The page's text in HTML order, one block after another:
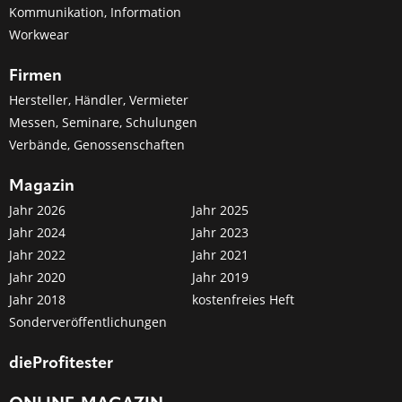
Kommunikation, Information
Workwear
Firmen
Hersteller, Händler, Vermieter
Messen, Seminare, Schulungen
Verbände, Genossenschaften
Magazin
Jahr 2026
Jahr 2025
Jahr 2024
Jahr 2023
Jahr 2022
Jahr 2021
Jahr 2020
Jahr 2019
Jahr 2018
kostenfreies Heft
Sonderveröffentlichungen
dieProfitester